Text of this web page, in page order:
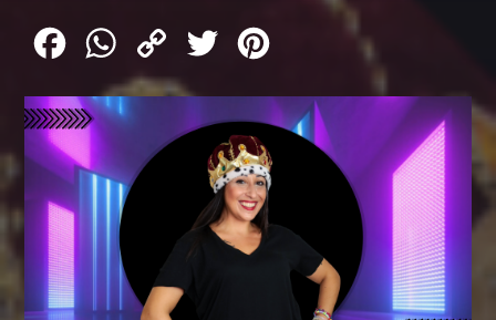
FacebookWhatsApp
Copy
Link
Twitter